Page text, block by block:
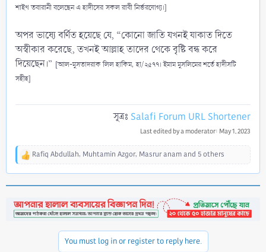
শাইখ তবারানী বলেছেন এ হাদীসের সকল রাবী নির্ভরযোগ্য।]
অপর ভাষ্যে বর্ণিত হয়েছে যে, “কোনো জাতি যখনই যাকাত দিতে
অস্বীকার করেছে, তখনই আল্লাহ তাদের থেকে বৃষ্টি বন্ধ করে
দিয়েছেন।” [আল-মুসতাদরাক লিল হাকিম, হা/২৫৭৭। ইমাম মুসলিমের শর্তে হাদীসটি
সহীহ]
সূত্রঃ Salafi Forum URL Shortener
Last edited by a moderator: May 1, 2023
R
t
i
Rafiq Abdullah, Muhtamin Azgor, Masrur anamand 5 others
You must log in or register to reply here.